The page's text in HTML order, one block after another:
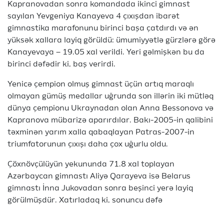
Kapranovadan sonra komandada ikinci gimnast
sayılan Yevgeniya Kanayeva 4 çıxışdan ibarət
gimnastika marafonunu birinci başa çatdırdı və ən
yüksək xallara layiq görüldü: ümumiyyətlə gürzlərə görə
Kanayevaya – 19.05 xal verildi. Yeri gəlmişkən bu da
birinci dəfədir ki, baş verirdi.
Yenicə çempion olmuş gimnast üçün artıq maraqlı
olmayan gümüş medallar uğrunda son illərin iki mütləq
dünya çempionu Ukraynadan olan Anna Bessonova və
Kapranova mübarizə aparırdılar. Bakı-2005-in qalibini
təxminən yarım xalla qabaqlayan Patras-2007-in
triumfatorunun çıxışı daha çox uğurlu oldu.
Çöxnövçülüyün yekununda 71.8 xal toplayan
Azərbaycan gimnastı Aliyə Qarayeva isə Belarus
gimnastı İnna Jukovadan sonra beşinci yerə layiq
görülmüşdür. Xatırladaq ki, sonuncu dəfə